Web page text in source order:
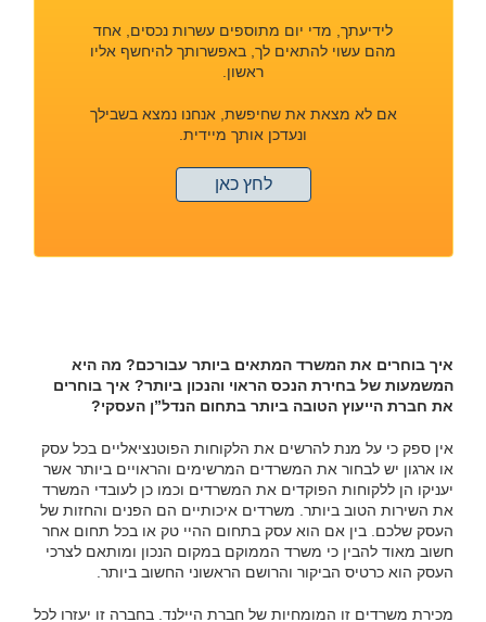
לידיעתך, מדי יום מתוספים עשרות נכסים, אחד
מהם עשוי להתאים לך, באפשרותך להיחשף אליו
ראשון.
אם לא מצאת את שחיפשת, אנחנו נמצא בשבילך
ונעדכן אותך מיידית.
לחץ כאן
איך בוחרים את המשרד המתאים ביותר עבורכם? מה היא
המשמעות של בחירת הנכס הראוי והנכון ביותר? איך בוחרים
את חברת הייעוץ הטובה ביותר בתחום הנדל”ן העסקי?
אין ספק כי על מנת להרשים את הלקוחות הפוטנציאליים בכל עסק
או ארגון יש לבחור את המשרדים המרשימים והראויים ביותר אשר
יעניקו הן ללקוחות הפוקדים את המשרדים וכמו כן לעובדי המשרד
את השירות הטוב ביותר. משרדים איכותיים הם הפנים והחזות של
העסק שלכם. בין אם הוא עסק בתחום ההיי טק או בכל תחום אחר
חשוב מאוד להבין כי משרד הממוקם במקום הנכון ומותאם לצרכי
העסק הוא כרטיס הביקור והרושם הראשוני החשוב ביותר.
מכירת משרדים זו המומחיות של חברת היילנד. בחברה זו יעזרו לכל